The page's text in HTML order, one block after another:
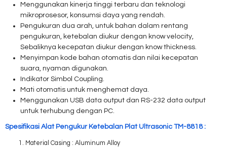
Menggunakan kinerja tinggi terbaru dan teknologi
mikroprosesor, konsumsi daya yang rendah.
Pengukuran dua arah, untuk bahan dalam rentang
pengukuran, ketebalan diukur dengan know velocity,
Sebaliknya kecepatan diukur dengan know thickness.
Menyimpan kode bahan otomatis dan nilai kecepatan
suara, nyaman digunakan.
Indikator Simbol Coupling.
Mati otomatis untuk menghemat daya.
Menggunakan USB data output dan RS-232 data output
untuk terhubung dengan PC.
Spesifikasi Alat Pengukur Ketebalan Plat Ultrasonic TM-8818 :
Material Casing : Aluminum Alloy